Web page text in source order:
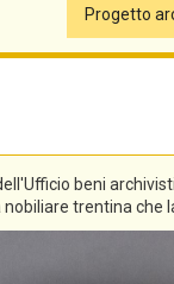
Progetto
beni
trentina che